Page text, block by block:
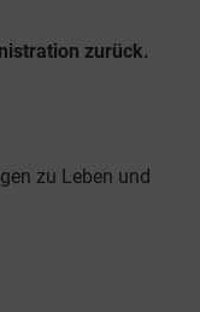
zurück.
zu Leben und